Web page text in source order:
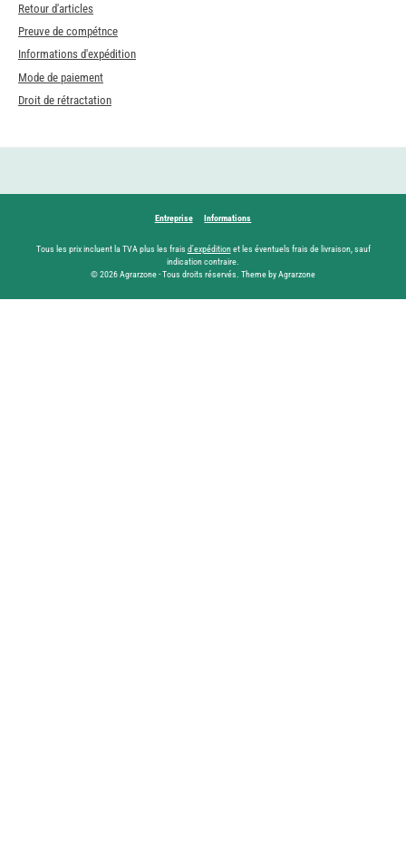
Retour d'articles
Preuve de compétnce
Informations d'expédition
Mode de paiement
Droit de rétractation
Entreprise Informations
Tous les prix incluent la TVA plus les frais d'expéditionet les éventuels frais de livraison, sauf
indication contraire.
© 2026 Agrarzone - Tous droits réservés. Theme by Agrarzone